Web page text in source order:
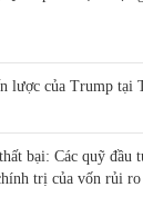
lược của Trump tại
bại: Các quỹ đầu
trị của vốn rủi ro